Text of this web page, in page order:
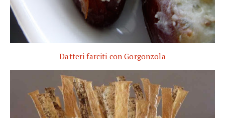
Datteri farciti con Gorgonzola